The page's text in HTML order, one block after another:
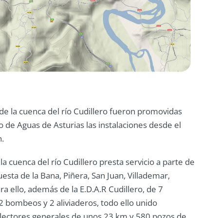
la cuenca del río Cudillero fueron promovidas
Aguas de Asturias las instalaciones desde el
cuenca del río Cudillero presta servicio a parte de
de la Bana, Piñera, San Juan, Villademar,
ello, además de la E.D.A.R Cudillero, de 7
bombeos y 2 aliviaderos, todo ello unido